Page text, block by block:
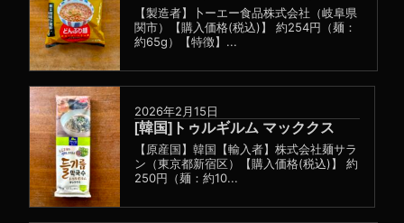
【製造者】卜ーエー食品株式会社（岐阜県
関市）【購入価格(税込)】 約254円（麺：
約65g）【特徴】...
2026年2月15日
[韓国]トゥルギルム マッククス
【原産国】韓国【輸入者】株式会社麺サラ
ン（東京都新宿区）【購入価格(税込)】 約
250円（麺：約10...